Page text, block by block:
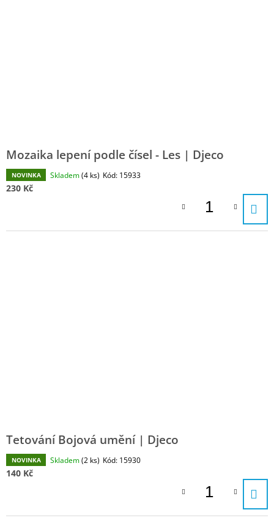
Mozaika lepení podle čísel - Les | Djeco
NOVINKA Skladem(4 ks) Kód: 15933
230 Kč
Tetování Bojová umění | Djeco
NOVINKA Skladem(2 ks) Kód: 15930
140 Kč